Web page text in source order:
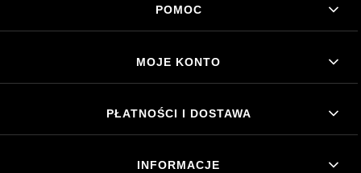
POMOC
MOJE KONTO
PŁATNOŚCI I DOSTAWA
INFORMACJE